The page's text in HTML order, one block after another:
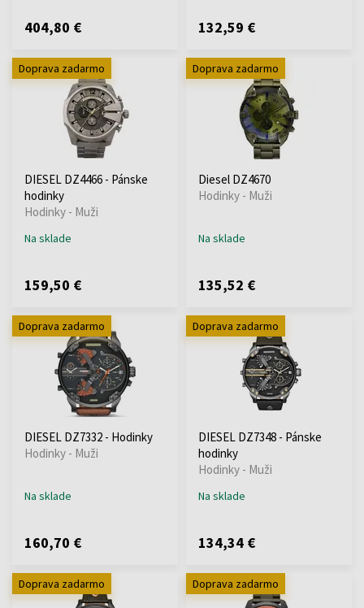
404,80 € 132,59 €
Doprava zadarmo
DIESEL DZ4466 - Pánske
hodinky
Hodinky - Muži
Na sklade
159,50 €
Doprava zadarmo
Diesel DZ4670
Hodinky - Muži
Na sklade
135,52 €
Doprava zadarmo
DIESEL DZ7332 - Hodinky
Hodinky - Muži
Na sklade
160,70 €
Doprava zadarmo
DIESEL DZ7348 - Pánske
hodinky
Hodinky - Muži
Na sklade
134,34 €
Doprava zadarmo Doprava zadarmo